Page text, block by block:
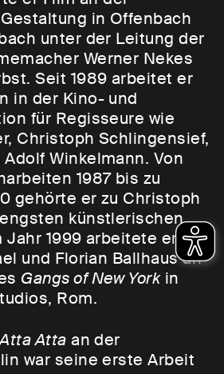
in Offenbach
unter der Leitung der
Werner Nekes
Seit 1989 arbeitet er
in der Kino- und
für Regisseure wie
Christoph Schlingensief,
Winkelmann. Von
1987 bis zu
gehörte er zu Christoph
künstlerischen
1999 arbeitete er als
und Florian Ballhaus an
Gangs of New Yorkin
Rom.
Atta Atta an der
war seine erste Arbeit